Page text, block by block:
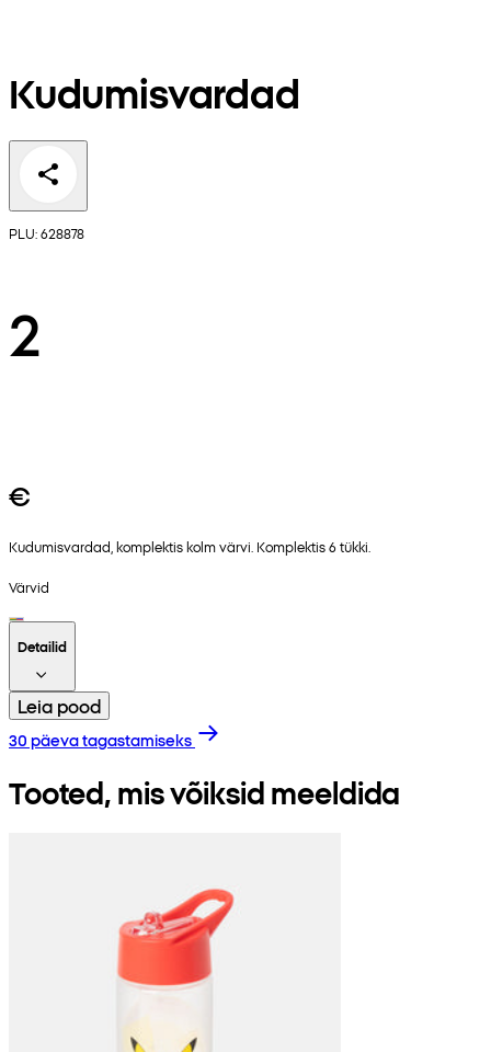
Kudumisvardad
PLU: 628878
2
€
Kudumisvardad, komplektis kolm värvi. Komplektis 6 tükki.
Värvid
Detailid
Leia pood
30 päeva tagastamiseks
Tooted, mis võiksid meeldida